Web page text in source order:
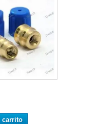
carrito